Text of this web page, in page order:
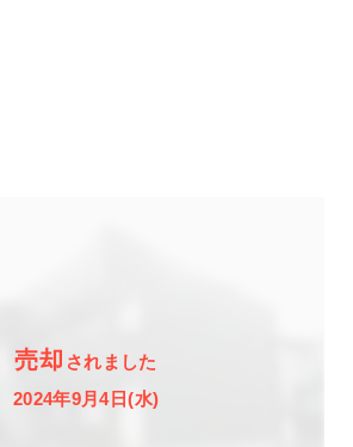
売却 されました
2024年9月4日(水)